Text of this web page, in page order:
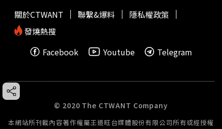
關於CTWANT 聯繫&爆料
隱私權政策
發燒熱搜
Facebook
Youtube Telegram
© 2020 The CTWANT Company
本網站所刊載內容著作權屬王道旺台媒體股份有限公司所有或經授權